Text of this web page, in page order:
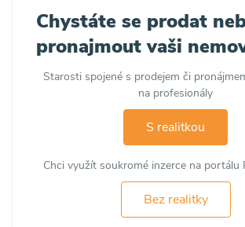
Chystáte se prodat
pronajmout vaši
Starosti spojené s prodejem či
na profesionály
S realitkou
Chci využít soukromé inzerce na portálu
Bez realitky